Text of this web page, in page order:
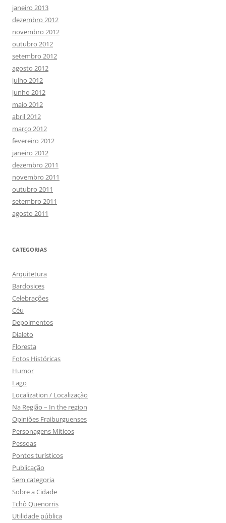
janeiro 2013
dezembro 2012
novembro 2012
outubro 2012
setembro 2012
agosto 2012
julho 2012
junho 2012
maio 2012
abril 2012
março 2012
fevereiro 2012
janeiro 2012
dezembro 2011
novembro 2011
outubro 2011
setembro 2011
agosto 2011
CATEGORIAS
Arquitetura
Bardosices
Celebrações
Céu
Depoimentos
Dialeto
Floresta
Fotos Históricas
Humor
Lago
Localization / Localização
Na Região – In the region
Opiniões Fraiburguenses
Personagens Míticos
Pessoas
Pontos turísticos
Publicação
Sem categoria
Sobre a Cidade
Tchô Quenorris
Utilidade pública